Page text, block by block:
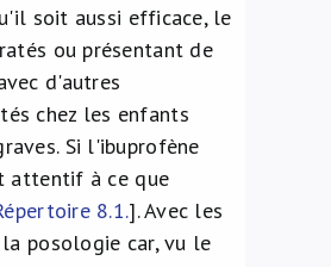
soit aussi efficace, le
ou présentant de
d'autres
chez les enfants
Si l'ibuprofène
attentif à ce que
8.1.]. Avec les
posologie car, vu le